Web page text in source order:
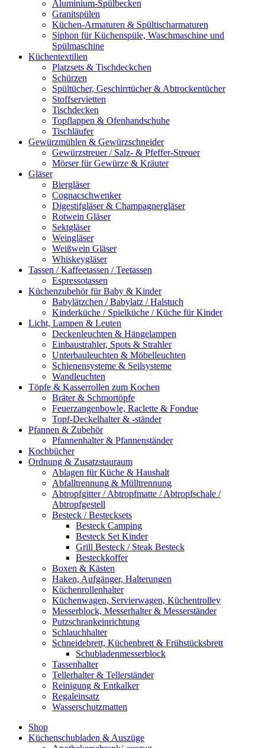
Aluminium-Spülbecken
Granitspülen
Küchen-Armaturen & Spültischarmaturen
Siphon für Küchenspüle, Waschmaschine und
Spülmaschine
Küchentextilien
Platzsets & Tischdeckchen
Schürzen
Spültücher, Geschirrtücher & Abtrockentücher
Stoffservietten
Tischdecken
Topflappen & Ofenhandschuhe
Tischläufer
Gewürzmühlen & Gewürzschneider
Gewürzstreuer / Salz- & Pfeffer-Streuer
Mörser für Gewürze & Kräuter
Gläser
Biergläser
Cognacschwenker
Digestifgläser & Champagnergläser
Rotwein Gläser
Sektgläser
Weingläser
Weißwein Gläser
Whiskeygläser
Tassen / Kaffeetassen / Teetassen
Espressotassen
Küchenzubehör für Baby & Kinder
Babylätzchen / Babylatz / Halstuch
Kinderküche / Spielküche / Küche für Kinder
Licht, Lampen & Leuten
Deckenleuchten & Hängelampen
Einbaustrahler, Spots & Strahler
Unterbauleuchten & Möbelleuchten
Schienensysteme & Seilsysteme
Wandleuchten
Töpfe & Kasserrollen zum Kochen
Bräter & Schmortöpfe
Feuerzangenbowle, Raclette & Fondue
Topf-Deckelhalter & -ständer
Pfannen & Zubehör
Pfannenhalter & Pfannenständer
Kochbücher
Ordnung & Zusatzstauraum
Ablagen für Küche & Haushalt
Abfalltrennung & Mülltrennung
Abtropfgitter / Abtropfmatte / Abtropfschale /
Abtropfgestell
Besteck / Bestecksets
Besteck Camping
Besteck Set Kinder
Grill Besteck / Steak Besteck
Besteckkoffer
Boxen & Kästen
Haken, Aufgänger, Halterungen
Küchenrollenhalter
Küchenwagen, Servierwagen, Küchentrolley
Messerblock, Messerhalter & Messerständer
Putzschrankeinrichtung
Schlauchhalter
Schneidebrett, Küchenbrett & Frühstücksbrett
Schubladenmesserblock
Tassenhalter
Tellerhalter & Tellerständer
Reinigung & Entkalker
Regaleinsatz
Wasserschutzmatten
Shop
Küchenschubladen & Auszüge